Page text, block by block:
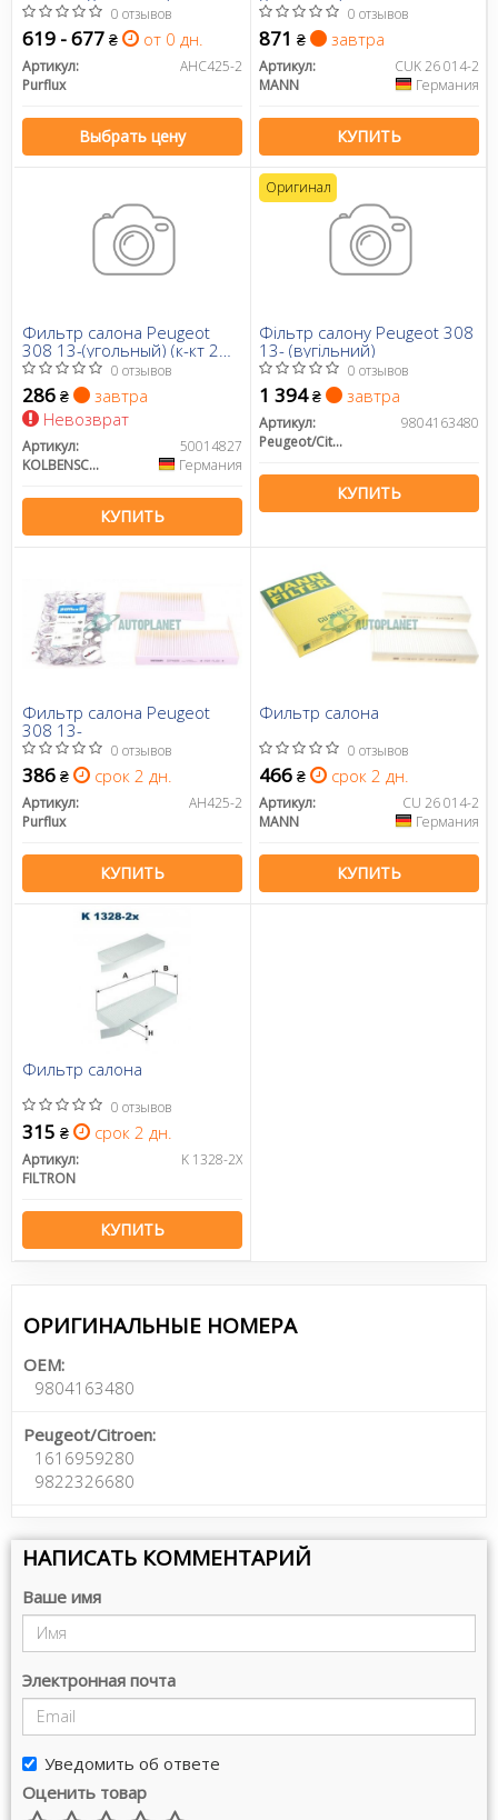
0 отзывов
619 - 677 ₴ от 0 дн.
Артикул:
AHC425-2
Purflux
Выбрать цену
0 отзывов
871 ₴ завтра
Артикул:
CUK 26 014-2
MANN
Германия
КУПИТЬ
Фильтр салона Peugeot
308 13-(угольный) (к-кт 2
шт.))
0 отзывов
286 ₴
завтра
Невозврат
Артикул:
50014827
KOLBENSCHMIDT
Германия
КУПИТЬ
Фільтр салону Peugeot 308
13- (вугільний)
0 отзывов
1 394₴ завтра
Артикул:
9804163480
Peugeot/Citroen
КУПИТЬ
Оригинал
Фильтр салона Peugeot
308 13-
0 отзывов
386 ₴ срок 2 дн.
Артикул:
AH425-2
Purflux
КУПИТЬ
Фильтр салона
0 отзывов
466 ₴ срок 2 дн.
Артикул:
CU 26 014-2
MANN
Германия
КУПИТЬ
Фильтр салона
0 отзывов
315 ₴ срок 2 дн.
Артикул:
K 1328-2X
FILTRON
КУПИТЬ
ОРИГИНАЛЬНЫЕ НОМЕРА
OEM:
9804163480
Peugeot/Citroen:
1616959280
9822326680
НАПИСАТЬ КОММЕНТАРИЙ
Ваше имя
Электронная почта
Уведомить об ответе
Оценить товар